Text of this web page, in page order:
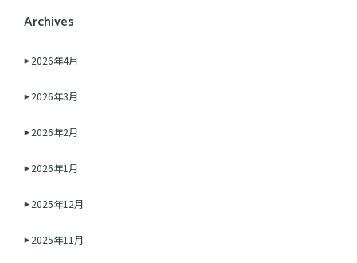
Archives
2026年4月
2026年3月
2026年2月
2026年1月
2025年12月
2025年11月